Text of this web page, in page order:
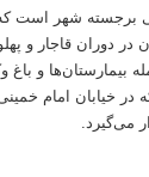
برجسته شهر
در دوران قاجار
بیمارستان‌ها و
در خیابان امام
می‌گیرد.